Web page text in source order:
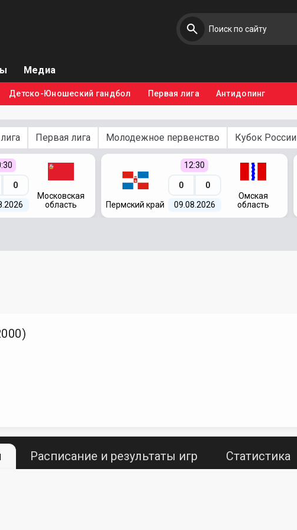
Медиа
Детско-Юношеский гандбол Первая лига Антидопинг
Первая лига Молодежное первенство Кубок России
0
Московская
область
Пермский край
12:30
0 0
09.08.2026
Омская
область
Расписание и результаты игр Статистика